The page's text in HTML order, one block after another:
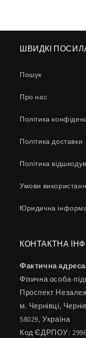
ШВИДКІ
Пошук
Про нас
Політика
Політика доставки
Політика
Умови
Юридична
КОНТАКТНА
Фактична
Фізична особа-
Проспект
м. Чернівці,
58029, Україна
Код ЄДРПОУ: